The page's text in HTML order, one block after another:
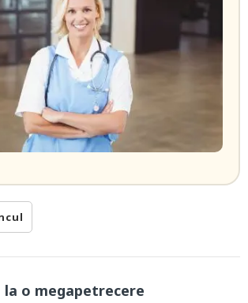
o megapetrecere